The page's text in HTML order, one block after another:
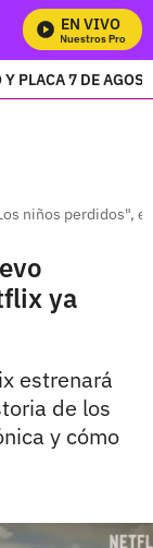
EN VIVO
Mira Todos Nuestros
Y PLACA 7 DE
niños perdidos",
ya
estrenará
de los
y cómo